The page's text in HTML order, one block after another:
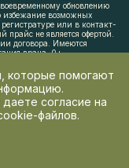
обновлению
избежание возможных
или в контакт-
не является офертой.
договора. Имеются
врача. 0+.
которые помогают
согласие на
файлов.